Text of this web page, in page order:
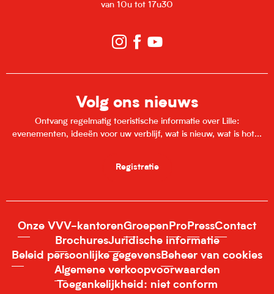
van 10u tot 17u30
Volg ons nieuws
Ontvang regelmatig toeristische informatie over Lille:
evenementen, ideeën voor uw verblijf, wat is nieuw, wat is hot...
Registratie
Onze VVV-kantorenGroepen Pro PressContact
BrochuresJuridische informatie
Beleid persoonlijke gegevensBeheer van cookies
Algemene verkoopvoorwaarden
Toegankelijkheid: niet conform